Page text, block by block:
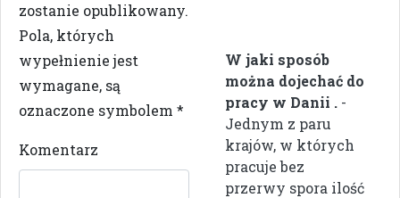
zostanie opublikowany.
Pola, których
wypełnienie jest
wymagane, są
oznaczone symbolem *
Komentarz
W jaki sposób
można dojechać do
pracy w Danii . -
Jednym z paru
krajów, w których
pracuje bez
przerwy spora ilość